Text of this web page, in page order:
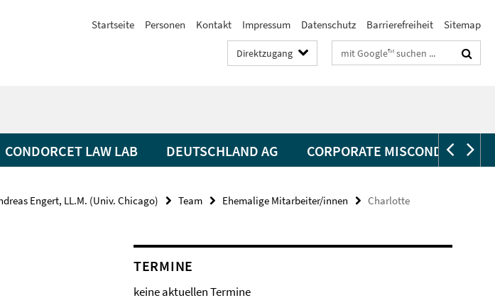
Startseite Personen Kontakt Impressum Datenschutz Barrierefreiheit Sitemap
Direktzugang Suchbegriffe
CONDORCET LAW LAB DEUTSCHLAND AG CORPORATE MISCONDUCT
Engert, LL.M. (Univ. Chicago) Team Ehemalige Mitarbeiter/innen
Charlotte
TERMINE
keine aktuellen Termine